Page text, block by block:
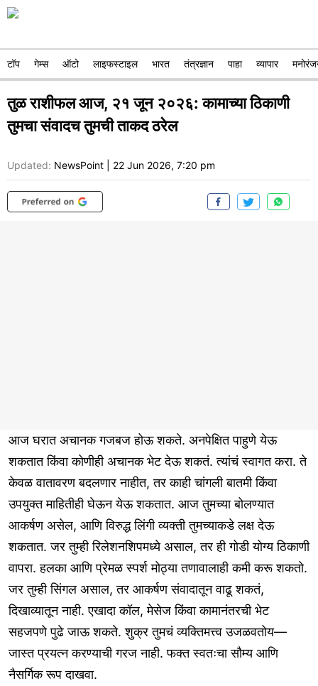
टॉप गेम्स ऑटो लाइफस्टाइल भारत तंत्रज्ञान पाहा व्यापार
तुळ राशीफल आज, २१ जून २०२६: कामाच्या ठिकाणी
तुमचा संवादच तुमची ताकद ठरेल
Updated: NewsPoint 22 Jun 2026, 7:20 pm
आज घरात अचानक गजबज होऊ शकते. अनपेक्षित पाहुणे येऊ
शकतात किंवा कोणीही अचानक भेट देऊ शकतं. त्यांचं स्वागत करा. ते
केवळ वातावरण बदलणार नाहीत, तर काही चांगली बातमी किंवा
उपयुक्त माहितीही घेऊन येऊ शकतात. आज तुमच्या बोलण्यात
आकर्षण असेल, आणि विरुद्ध लिंगी व्यक्ती तुमच्याकडे लक्ष देऊ
शकतात. जर तुम्ही रिलेशनशिपमध्ये असाल, तर ही गोडी योग्य ठिकाणी
वापरा. हलका आणि प्रेमळ स्पर्श मोठ्या तणावालाही कमी करू शकतो.
जर तुम्ही सिंगल असाल, तर आकर्षण संवादातून वाढू शकतं,
दिखाव्यातून नाही. एखादा कॉल, मेसेज किंवा कामानंतरची भेट
सहजपणे पुढे जाऊ शकते. शुक्र तुमचं व्यक्तिमत्त्व उजळवतोय—
जास्त प्रयत्न करण्याची गरज नाही. फक्त स्वतःचा सौम्य आणि
नैसर्गिक रूप दाखवा.